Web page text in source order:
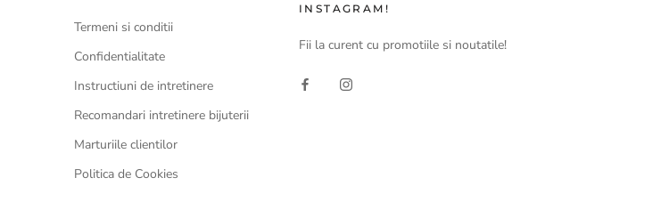
Termeni si conditii
Confidentialitate
Instructiuni de intretinere
Recomandari intretinere bijuterii
Marturiile clientilor
Politica de Cookies
INSTAGRAM!
Fii la curent cu promotiile si noutatile!